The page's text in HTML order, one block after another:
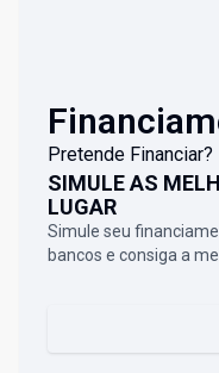
Pretende Financiar?
SIMULE AS
LUGAR
Simule seu
bancos e consiga a